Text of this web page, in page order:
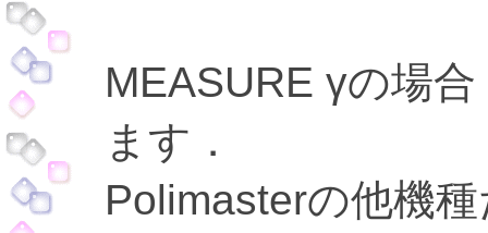
MEASURE γの場
ます．
Polimasterの他機